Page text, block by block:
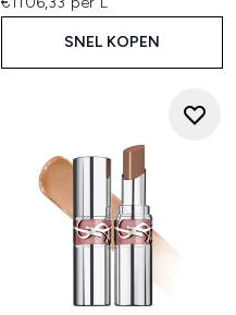
SNEL KOPEN